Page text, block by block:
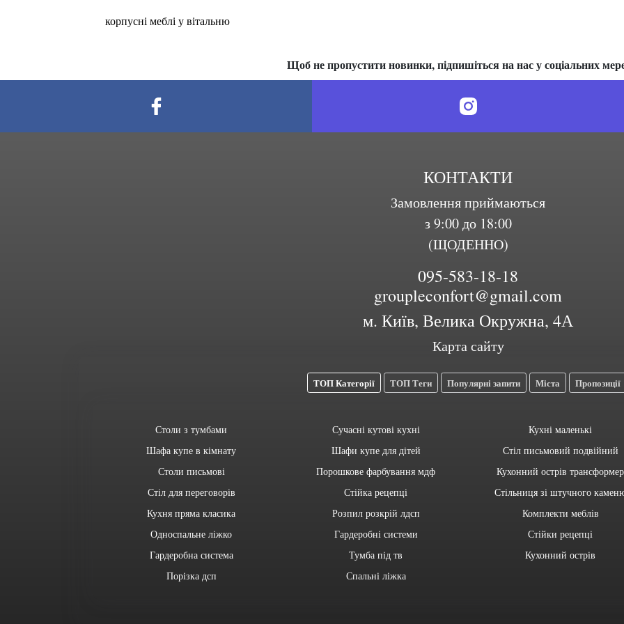
корпусні меблі у вітальню
Щоб не пропустити новинки, підпишіться на нас у соціальних
КОНТАКТИ
Замовлення приймаються
з 9:00 до 18:00
(ЩОДЕННО)
095-583-18-18
groupleconfort@gmail.com
м. Київ, Велика Окружна, 4А
Карта сайту
ТОП Категорії ТОП Теги Популярні запити Міста Пропозиції
Столи з тумбами
Шафа купе в кімнату
Столи письмові
Стіл для переговорів
Кухня пряма класика
Односпальне ліжко
Гардеробна система
Порізка дсп
Сучасні кутові кухні
Шафи купе для дітей
Порошкове фарбування мдф
Стійка рецепці
Розпил розкрій лдсп
Гардеробні системи
Тумба під тв
Спальні ліжка
Кухні маленькі
Стіл письмовий подвійний
Кухонний острів трансформер
Стільниця зі штучного
Комплекти меблів
Стійки рецепці
Кухонний острів